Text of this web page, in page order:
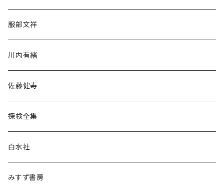
民族・風習
言語・ことば
服部文祥
川内有緒
佐藤健寿
探検全集
白水社
みすず書房